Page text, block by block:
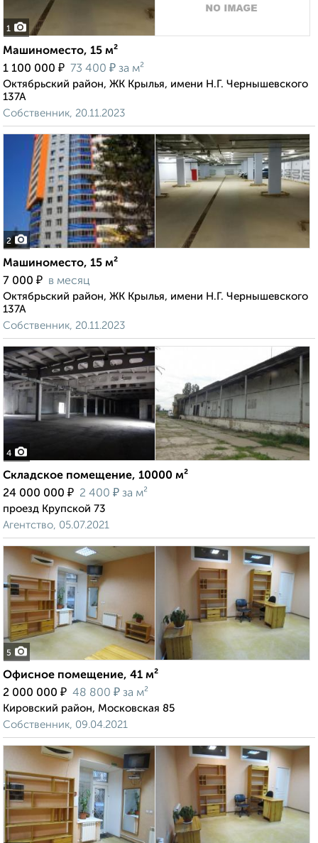
1
Машиноместо, 15 м²
1 100 000 ₽ 73 400 ₽ за м²
Октябрьский район, ЖК Крылья, имени Н.Г. Чернышевского
137А
Собственник, 20.11.2023
2
Машиноместо, 15 м²
7 000 ₽ в месяц
Октябрьский район, ЖК Крылья, имени Н.Г. Чернышевского
137А
Собственник, 20.11.2023
4
Складское помещение, 10000 м²
24 000 000 ₽ 2 400 ₽ за м²
проезд Крупской 73
Агентство, 05.07.2021
5
Офисное помещение, 41 м²
2 000 000 ₽ 48 800 ₽ за м²
Кировский район, Московская 85
Собственник, 09.04.2021